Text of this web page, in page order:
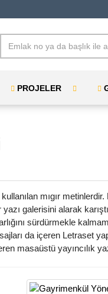
PROJELER
mıgır
galerisini alarak
sürdürmekle
da içeren Letraset
masaüstü yayıncılık